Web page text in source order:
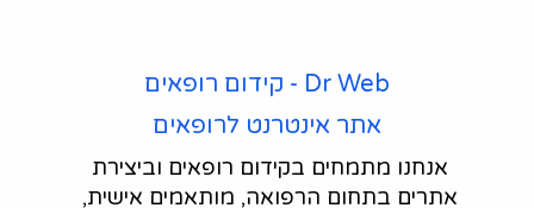
Dr Web - קידום רופאים
אתר אינטרנט לרופאים